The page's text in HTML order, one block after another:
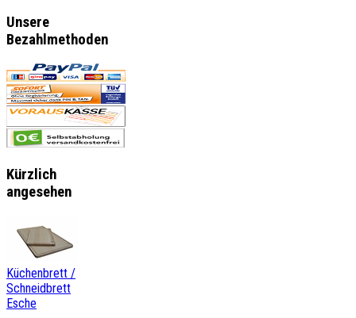
Unsere
Bezahlmethoden
Kürzlich
angesehen
Küchenbrett /
Schneidbrett
Esche